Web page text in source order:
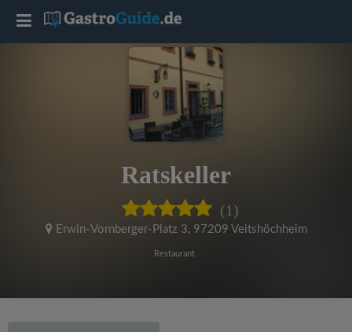
Ratskeller
(1)
Erwin-Vornberger-Platz 3, 97209 Veitshöchheim
Restaurant
T